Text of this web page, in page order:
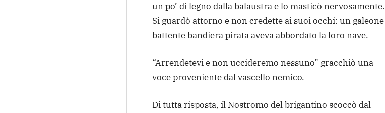
un po’ di legno dalla balaustra e lo masticò nervosamente.
Si guardò attorno e non credette ai suoi occhi: un galeone
battente bandiera pirata aveva abbordato la loro nave.
“Arrendetevi e non uccideremo nessuno” gracchiò una
voce proveniente dal vascello nemico.
Di tutta risposta, il Nostromo del brigantino scoccò dal